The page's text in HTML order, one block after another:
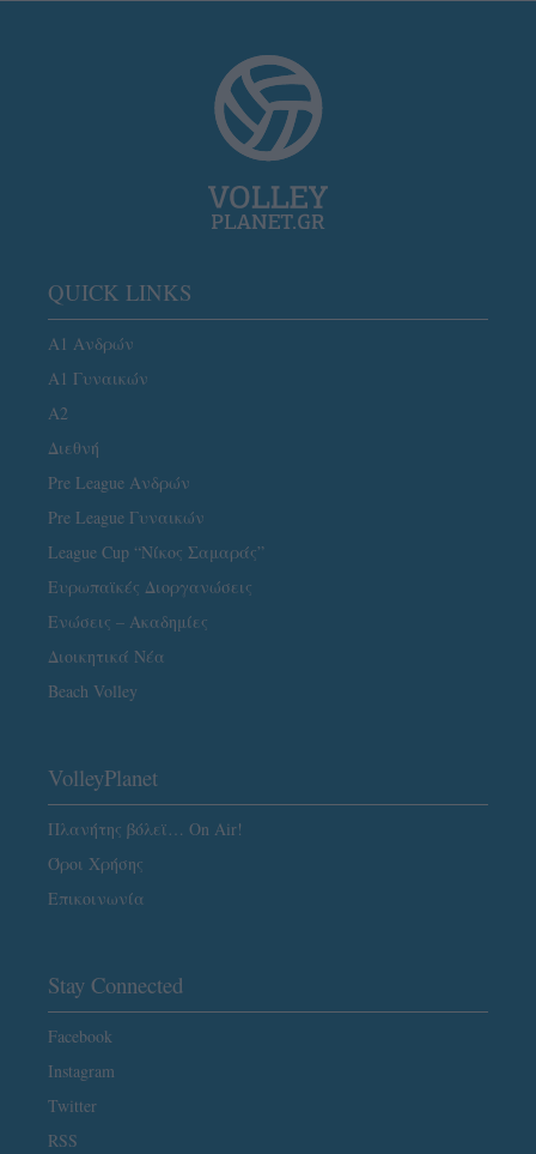
QUICK LINKS
Α1 Ανδρών
Α1 Γυναικών
A2
Διεθνή
Pre League Ανδρών
Pre League Γυναικών
League Cup “Νίκος Σαμαράς”
Ευρωπαϊκές Διοργανώσεις
Ενώσεις – Ακαδημίες
Διοικητικά Νέα
Beach Volley
VolleyPlanet
Πλανήτης βόλεϊ… On Air!
Όροι Χρήσης
Επικοινωνία
Stay Connected
Facebook
Instagram
Twitter
RSS